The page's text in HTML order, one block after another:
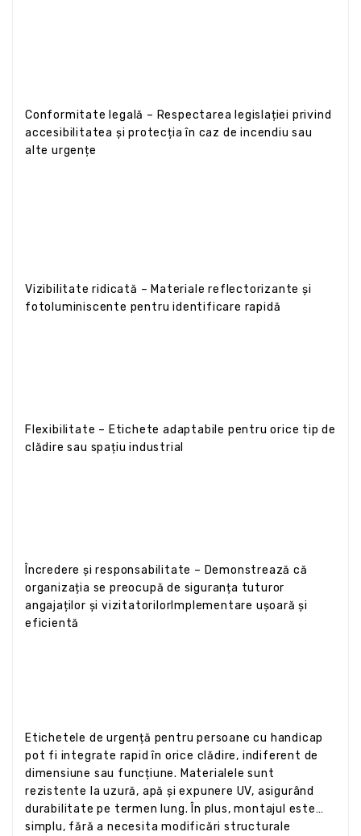
Conformitate legală – Respectarea legislației privind
accesibilitatea și protecția în caz de incendiu sau
alte urgențe
Vizibilitate ridicată – Materiale reflectorizante și
fotoluminiscente pentru identificare rapidă
Flexibilitate – Etichete adaptabile pentru orice tip de
clădire sau spațiu industrial
Încredere și responsabilitate – Demonstrează că
organizația se preocupă de siguranța tuturor
angajaților și vizitatorilorImplementare ușoară și
eficientă
Etichetele de urgență pentru persoane cu handicap
pot fi integrate rapid în orice clădire, indiferent de
dimensiune sau funcțiune. Materialele sunt
rezistente la uzură, apă și expunere UV, asigurând
durabilitate pe termen lung. În plus, montajul este
simplu, fără a necesita modificări structurale